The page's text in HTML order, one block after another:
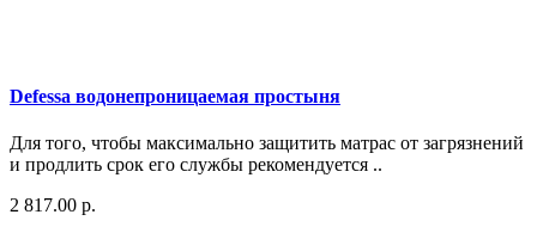
Defessa водонепроницаемая простыня
Для того, чтобы максимально защитить матрас от загрязнений
и продлить срок его службы рекомендуется ..
2 817.00 р.